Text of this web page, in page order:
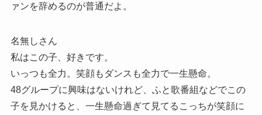
ァンを辞めるのが普通だよ。
名無しさん
私はこの子、好きです。
いっつも全力。笑顔もダンスも全力で一生懸命。
48グループに興味はないけれど、ふと歌番組などでこの
子を見かけると、一生懸命過ぎて見てるこっちが笑顔に